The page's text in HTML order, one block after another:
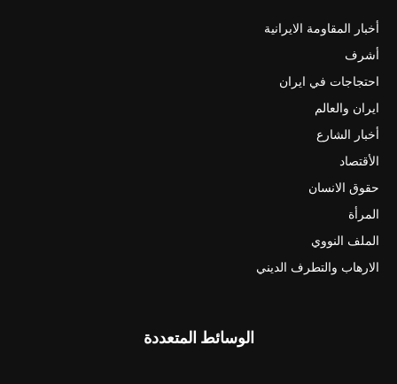
أخبار المقاومة الايرانية
أشرف
احتجاجات في ايران
ايران والعالم
أخبار الشارع
الأقتصاد
حقوق الانسان
المرأة
الملف النووي
الارهاب والتطرف الديني
الوسائط المتعددة